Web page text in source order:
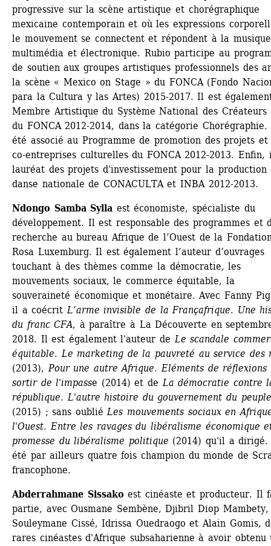
progressive sur la scène artistique et chorégraphique
mexicaine contemporain et où les expressions
le mouvement se connectent et répondent à la musique
multimédia et électronique. Rubio participe au
de soutien aux groupes artistiques professionnels des
la scène « Mexico on Stage » du FONCA (Fondo
para la Cultura y las Artes) 2015-2017. Il est
Membre Artistique du Système National des Créateurs
du FONCA 2012-2014, dans la catégorie
été associé au Programme de promotion des projets et
co-entreprises culturelles du FONCA 2012-2013. Enfin,
lauréat des projets d'investissement pour la production
danse nationale de CONACULTA et INBA 2012-2013.
Ndongo Samba Sylla est économiste, spécialiste du
développement. Il est responsable des programmes et
recherche au bureau Afrique de l’Ouest de la
Rosa Luxemburg. Il est également l’auteur d’ouvrages
touchant à des thèmes comme la démocratie, les
mouvements sociaux, le commerce équitable, la
souveraineté économique et monétaire. Avec Fanny
il a coécrit L’arme invisible de la Françafrique. Une
du franc CFA, à paraître à La Découverte en
2018. Il est également l'auteur de Le scandale
équitable. Le marketing de la pauvreté au service des
(2013), Pour une autre Afrique. Eléments de réflexions
sortir de l'impasse (2014) et de La démocratie contre
république. L'autre histoire du gouvernement du peuple
(2015) ; sans oublié Les mouvements sociaux en
l'Ouest. Entre les ravages du libéralisme économique
promesse du libéralisme politique (2014) qu'il a
été par ailleurs quatre fois champion du monde de
francophone.
Abderrahmane Sissako est cinéaste et producteur. Il
partie, avec Ousmane Sembène, Djibril Diop Mambety,
Souleymane Cissé, Idrissa Ouedraogo et Alain Gomis,
rares cinéastes d'Afrique subsaharienne à avoir obtenu